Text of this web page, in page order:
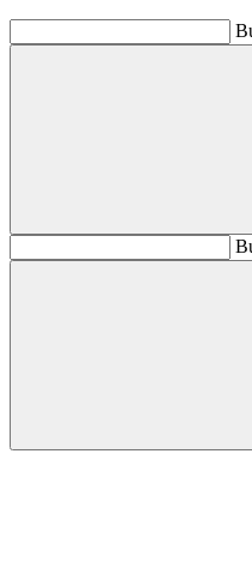
Buscar
Buscar